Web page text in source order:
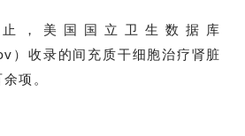
，美国国立卫生数据库
）收录的间充质干细胞治疗肾脏
项。